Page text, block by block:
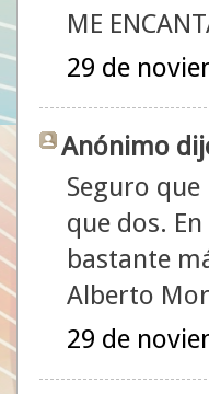
ME
29 de
Anónimo
Seguro
que dos.
bastante
Alberto
29 de